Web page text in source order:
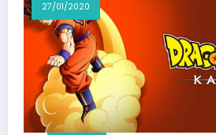
27/01/2020